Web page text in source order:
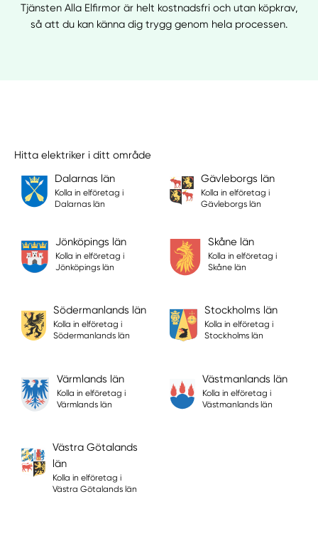
Tjänsten Alla Elfirmor är helt kostnadsfri och utan köpkrav,
så att du kan känna dig trygg genom hela processen.
Hitta elektriker i ditt område
Dalarnas län
Kolla in elföretag i
Dalarnas län
Gävleborgs län
Kolla in elföretag i
Gävleborgs län
Jönköpings län
Kolla in elföretag i
Jönköpings län
Skåne län
Kolla in elföretag i
Skåne län
Södermanlands län
Kolla in elföretag i
Södermanlands län
Stockholms län
Kolla in elföretag i
Stockholms län
Värmlands län
Kolla in elföretag i
Värmlands län
Västmanlands län
Kolla in elföretag i
Västmanlands län
Västra Götalands
län
Kolla in elföretag i
Västra Götalands län